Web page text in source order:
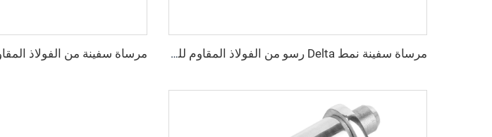
مرساة سفينة نمط Delta رسو من الفولاذ المقاوم للصدأ من الدرجة البحرية 316